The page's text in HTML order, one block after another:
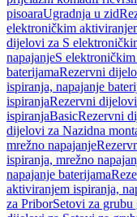
pisoaraUgradnja u zid
elektroničkim
dijelovi za S
napajanjeS
baterijamaRezervni
ispiranja, napajanje
ispiranjaRezervni
ispiranjaBasicRezervni
dijelovi za Nazidna
mrežno napajanje
ispiranja, mrežno
napajanje baterijama
aktiviranjem ispiranja,
za PriborSetovi za grubu